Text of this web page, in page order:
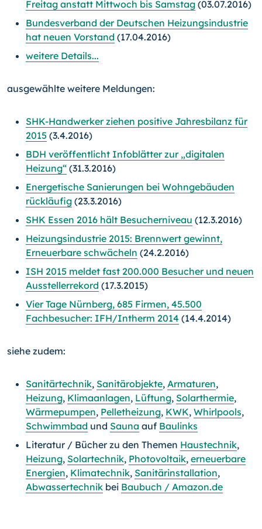
Freitag anstatt Mittwoch bis Samstag (03.07.2016)
Bundesverband der Deutschen Heizungsindustrie
hat neuen Vorstand (17.04.2016)
weitere Details...
ausgewählte weitere Meldungen:
SHK-Handwerker ziehen positive Jahresbilanz für
2015 (3.4.2016)
BDH veröffentlicht Infoblätter zur „digitalen
Heizung“ (31.3.2016)
Energetische Sanierungen bei Wohngebäuden
rückläufig (23.3.2016)
SHK Essen 2016 hält Besucherniveau (12.3.2016)
Heizungsindustrie 2015: Brennwert gewinnt,
Erneuerbare schwächeln (24.2.2016)
ISH 2015 meldet fast 200.000 Besucher und neuen
Ausstellerrekord (17.3.2015)
Vier Tage Nürnberg, 685 Firmen, 45.500
Fachbesucher: IFH/Intherm 2014 (14.4.2014)
siehe zudem:
Sanitärtechnik, Sanitärobjekte, Armaturen,
Heizung, Klimaanlagen, Lüftung, Solarthermie,
Wärmepumpen, Pelletheizung, KWK, Whirlpools,
Schwimmbad und Sauna auf Baulinks
Literatur / Bücher zu den Themen Haustechnik,
Heizung, Solartechnik, Photovoltaik, erneuerbare
Energien, Klimatechnik, Sanitärinstallation,
Abwassertechnik bei Baubuch / Amazon.de